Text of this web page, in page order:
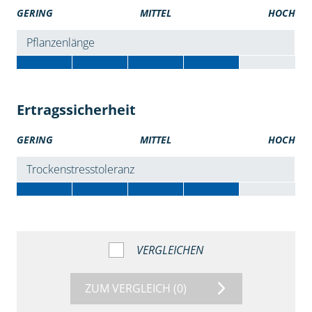
GERING MITTEL HOCH
Pflanzenlänge
Ertragssicherheit
GERING MITTEL HOCH
Trockenstresstoleranz
VERGLEICHEN
ZUM VERGLEICH (0)